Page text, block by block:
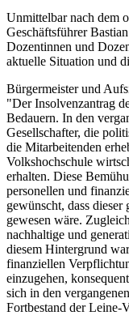
Unmittelbar nach dem
Geschäftsführer
Dozentinnen und
aktuelle Situation und
Bürgermeister und
"Der Insolvenzantrag
Bedauern. In den
Gesellschafter, die
die Mitarbeitenden
Volkshochschule
erhalten. Diese
personellen und
gewünscht, dass
gewesen wäre.
nachhaltige und
diesem Hintergrund
finanziellen
einzugehen,
sich in den
Fortbestand der Leine-